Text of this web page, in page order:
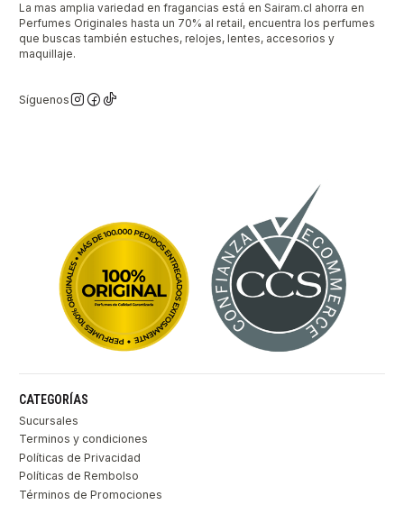
La mas amplia variedad en fragancias está en Sairam.cl ahorra en
Perfumes Originales hasta un 70% al retail, encuentra los perfumes
que buscas también estuches, relojes, lentes, accesorios y
maquillaje.
Síguenos
CATEGORÍAS
Sucursales
Terminos y condiciones
Políticas de Privacidad
Políticas de Rembolso
Términos de Promociones